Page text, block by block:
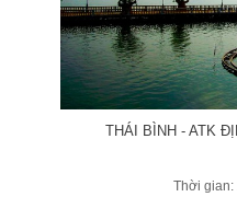
THÁI BÌNH - ATK
Thời gian: